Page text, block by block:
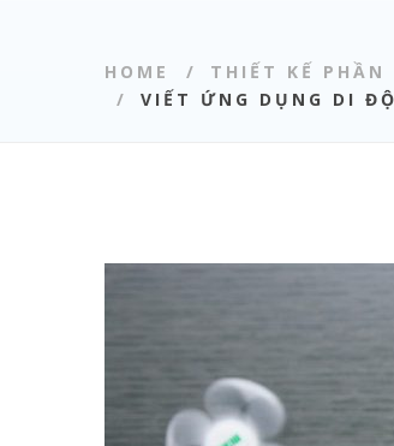
HOME
THIẾT KẾ PHẦN
VIẾT ỨNG DỤNG DI